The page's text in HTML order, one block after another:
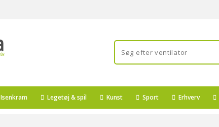
Isenkram Legetøj & spil Kunst Sport Erhverv